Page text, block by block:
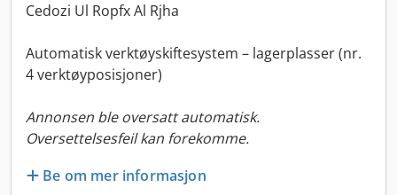
Cedozi Ul Ropfx Al Rjha
Automatisk verktøyskiftesystem – lagerplasser (nr.
4 verktøyposisjoner)
Annonsen ble oversatt automatisk.
Oversettelsesfeil kan forekomme.
Be om mer informasjon